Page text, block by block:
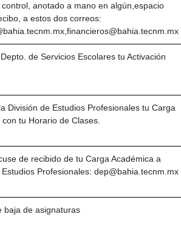
anotado a mano en algún,espacio
a estos dos correos:
de Servicios Escolares tu Activación
División de Estudios Profesionales tu Carga
con tu Horario de Clases.
de recibido de tu Carga Académica a
Estudios Profesionales: dep@bahia.tecnm.mx
baja de asignaturas